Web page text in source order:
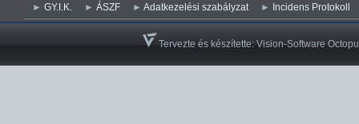
GY.I.K. ÁSZF Adatkezelési szabályzat Incidens Protokoll
Tervezte és készítette:Vision-Software